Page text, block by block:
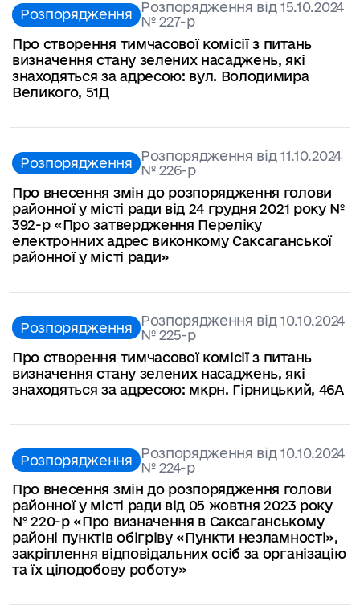
Розпорядження Розпорядження від 15.10.2024
№ 227-p
Про створення тимчасової комісії з питань
визначення стану зелених насаджень, які
знаходяться за адресою: вул. Володимира
Великого, 51Д
Розпорядження Розпорядження від 11.10.2024
№ 226-p
Про внесення змін до розпорядження голови
районної у місті ради від 24 грудня 2021 року №
392-р «Про затвердження Переліку
електронних адрес виконкому Саксаганської
районної у місті ради»
Розпорядження Розпорядження від 10.10.2024
№ 225-p
Про створення тимчасової комісії з питань
визначення стану зелених насаджень, які
знаходяться за адресою: мкрн. Гірницький, 46А
Розпорядження Розпорядження від 10.10.2024
№ 224-p
Про внесення змін до розпорядження голови
районної у місті ради від 05 жовтня 2023 року
№ 220-р «Про визначення в Саксаганському
районі пунктів обігріву «Пункти незламності»,
закріплення відповідальних осіб за організацію
та їх цілодобову роботу»